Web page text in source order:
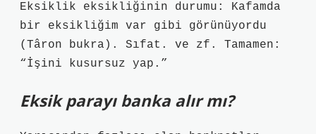
Eksiklik eksikliğinin durumu: Kafamda
bir eksikliğim var gibi görünüyordu
(Târon bukra). Sıfat. ve zf. Tamamen:
“İşini kusursuz yap.”
Eksik parayı banka alır mı?